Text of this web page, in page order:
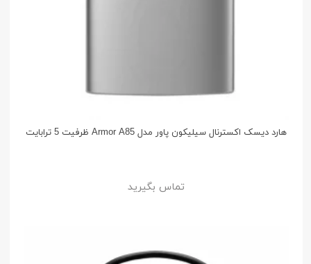
هارد دیسک اکسترنال سیلیکون پاور مدل Armor A85 ظرفیت 5 ترابایت
تماس بگیرید